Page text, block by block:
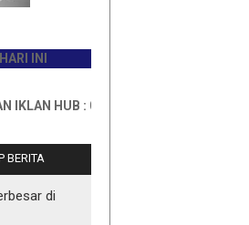
HUB : 0811767335
BERITA
di